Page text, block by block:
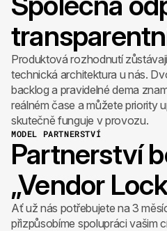
Produktová rozhodnutí
technická architektura u nás.
backlog a pravidelné dema
reálném čase a můžete priority
skutečně funguje v provozu.
MODEL PARTNERSTVÍ
Partnerství
„Vendor
Ať už nás potřebujete na 3
přizpůsobíme spolupráci vašim